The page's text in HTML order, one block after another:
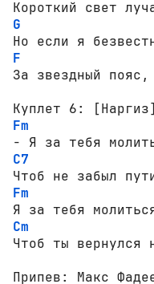
G
F
За звездный
Fm
C7
Fm
Cm
Чтоб ты вернулся